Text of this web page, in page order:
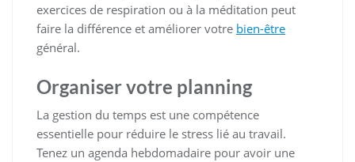
exercices de respiration ou à la méditation peut
faire la différence et améliorer votre bien-être
général.
Organiser votre planning
La gestion du temps est une compétence
essentielle pour réduire le stress lié au travail.
Tenez un agenda hebdomadaire pour avoir une